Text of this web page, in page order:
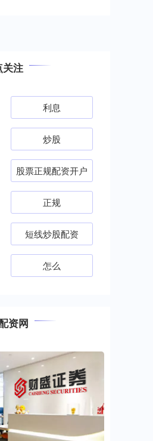
关注
利息
炒股
股票正规配资开户
正规
短线炒股配资
怎么
资网